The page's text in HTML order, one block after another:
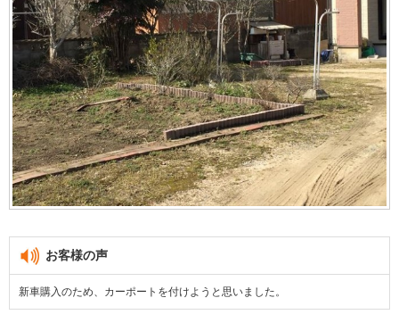
お客様の声
新車購入のため、カーポートを付けようと思いました。